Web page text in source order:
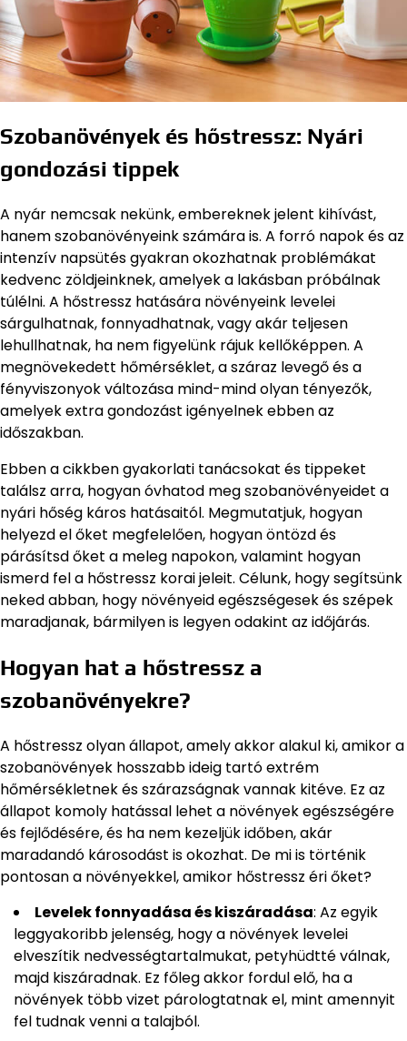
Szobanövények és hőstressz: Nyári
gondozási tippek
A nyár nemcsak nekünk, embereknek jelent kihívást,
hanem szobanövényeink számára is. A forró napok és az
intenzív napsütés gyakran okozhatnak problémákat
kedvenc zöldjeinknek, amelyek a lakásban próbálnak
túlélni. A hőstressz hatására növényeink levelei
sárgulhatnak, fonnyadhatnak, vagy akár teljesen
lehullhatnak, ha nem figyelünk rájuk kellőképpen. A
megnövekedett hőmérséklet, a száraz levegő és a
fényviszonyok változása mind-mind olyan tényezők,
amelyek extra gondozást igényelnek ebben az
időszakban.
Ebben a cikkben gyakorlati tanácsokat és tippeket
találsz arra, hogyan óvhatod meg szobanövényeidet a
nyári hőség káros hatásaitól. Megmutatjuk, hogyan
helyezd el őket megfelelően, hogyan öntözd és
párásítsd őket a meleg napokon, valamint hogyan
ismerd fel a hőstressz korai jeleit. Célunk, hogy segítsünk
neked abban, hogy növényeid egészségesek és szépek
maradjanak, bármilyen is legyen odakint az időjárás.
Hogyan hat a hőstressz a
szobanövényekre?
A hőstressz olyan állapot, amely akkor alakul ki, amikor a
szobanövények hosszabb ideig tartó extrém
hőmérsékletnek és szárazságnak vannak kitéve. Ez az
állapot komoly hatással lehet a növények egészségére
és fejlődésére, és ha nem kezeljük időben, akár
maradandó károsodást is okozhat. De mi is történik
pontosan a növényekkel, amikor hőstressz éri őket?
Levelek fonnyadása és kiszáradása: Az egyik
leggyakoribb jelenség, hogy a növények levelei
elveszítik nedvességtartalmukat, petyhüdtté válnak,
majd kiszáradnak. Ez főleg akkor fordul elő, ha a
növények több vizet párologtatnak el, mint amennyit
fel tudnak venni a talajból.